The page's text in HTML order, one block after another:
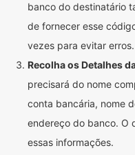
banco do destinatário
de fornecer esse
vezes para evitar erros.
Recolha os Detalhes
precisará do nome
conta bancária, nome
endereço do banco. O
essas informações.